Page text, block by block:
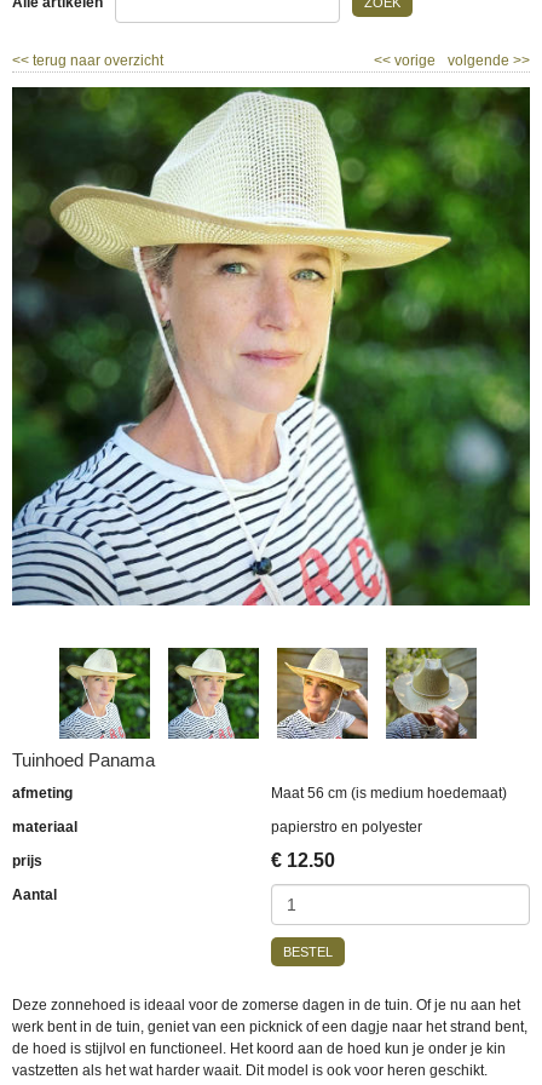
<< terug naar overzicht volgende >>
<< vorige
Tuinhoed Panama
afmeting
Maat 56 cm (is medium hoedemaat)
materiaal
papierstro en polyester
prijs
€ 12.50
Aantal
BESTEL
Deze zonnehoed is ideaal voor de zomerse dagen in de tuin. Of je nu aan het
werk bent in de tuin, geniet van een picknick of een dagje naar het strand bent,
de hoed is stijlvol en functioneel. Het koord aan de hoed kun je onder je kin
vastzetten als het wat harder waait. Dit model is ook voor heren geschikt.